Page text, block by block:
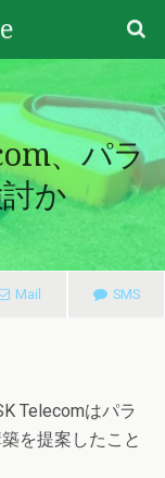
、パラ
か
Mail SMS
Telecomはパラ
を提案したこと